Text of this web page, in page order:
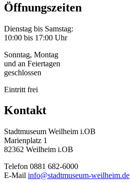
Öffnungszeiten
Dienstag bis Samstag:
10:00 bis 17:00 Uhr
Sonntag, Montag
und an Feiertagen
geschlossen
Eintritt frei
Kontakt
Stadtmuseum Weilheim i.OB
Marienplatz 1
82362 Weilheim i.OB
Telefon 0881 682-6000
E-Mail info@stadtmuseum-weilheim.de